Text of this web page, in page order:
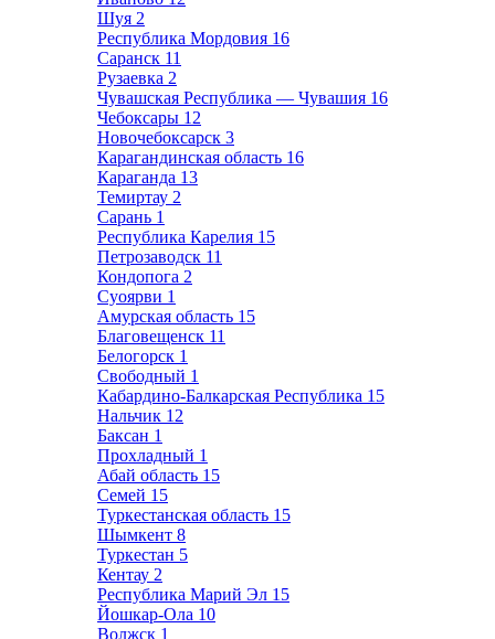
Шуя 2
Республика Мордовия 16
Саранск 11
Рузаевка 2
Чувашская Республика — Чувашия 16
Чебоксары 12
Новочебоксарск 3
Карагандинская область 16
Караганда 13
Темиртау 2
Сарань 1
Республика Карелия 15
Петрозаводск 11
Кондопога 2
Суоярви 1
Амурская область 15
Благовещенск 11
Белогорск 1
Свободный 1
Кабардино-Балкарская Республика 15
Нальчик 12
Баксан 1
Прохладный 1
Абай область 15
Семей 15
Туркестанская область 15
Шымкент 8
Туркестан 5
Кентау 2
Республика Марий Эл 15
Йошкар-Ола 10
Волжск 1